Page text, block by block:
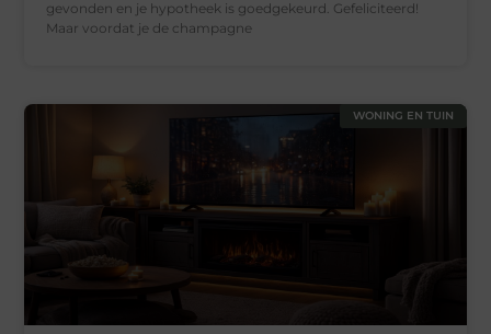
gevonden en je hypotheek is goedgekeurd. Gefeliciteerd!
Maar voordat je de champagne
WONING EN TUIN